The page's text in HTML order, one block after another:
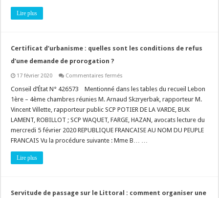
Lire plus
Certificat d’urbanisme : quelles sont les conditions de refus
d’une demande de prorogation ?
17 février 2020 Commentaires fermés
d’urbanisme
quelles
sont
les
conditions
refus
d’une
Conseil d’État N° 426573 Mentionné dans les tables du recueil Lebon
1ère – 4ème chambres réunies M. Arnaud Skzryerbak, rapporteur M.
Vincent Villette, rapporteur public SCP POTIER DE LA VARDE, BUK
LAMENT, ROBILLOT ; SCP WAQUET, FARGE, HAZAN, avocats lecture du
mercredi 5 février 2020 REPUBLIQUE FRANCAISE AU NOM DU PEUPLE
FRANCAIS Vu la procédure suivante : Mme B… …
Lire plus
Servitude de passage sur le Littoral : comment organiser une